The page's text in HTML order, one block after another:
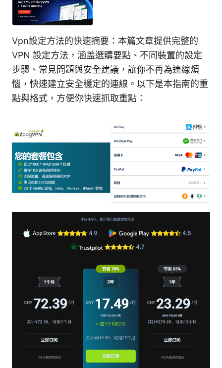
Vpn設定方法的快速摘要：本篇文章提供完整的
VPN 設定方法，涵盖選購要點、不同裝置的設定
步驟、常見問題與安全建議，讓你不再為連線煩
惱，快速建立安全穩定的連線。以下是本指南的重
點與格式，方便你快速抓取重點：